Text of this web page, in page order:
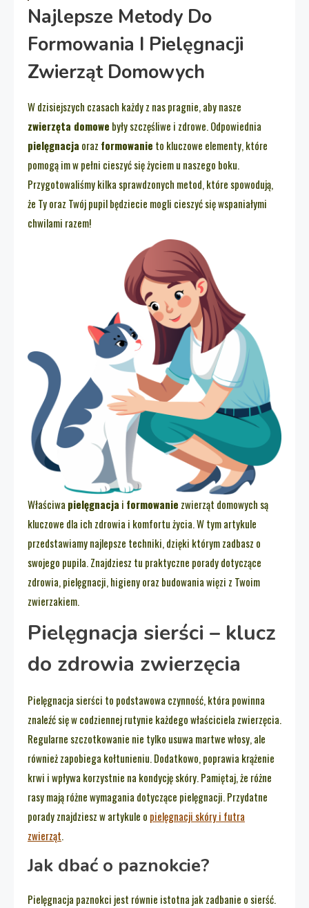
Najlepsze Metody Do
Formowania I Pielęgnacji
Zwierząt Domowych
W dzisiejszych czasach każdy z nas pragnie, aby nasze
zwierzęta domowe były szczęśliwe i zdrowe. Odpowiednia
pielęgnacja oraz formowanie to kluczowe elementy, które
pomogą im w pełni cieszyć się życiem u naszego boku.
Przygotowaliśmy kilka sprawdzonych metod, które spowodują,
że Ty oraz Twój pupil będziecie mogli cieszyć się wspaniałymi
chwilami razem!
Właściwa pielęgnacja i formowanie zwierząt domowych są
kluczowe dla ich zdrowia i komfortu życia. W tym artykule
przedstawiamy najlepsze techniki, dzięki którym zadbasz o
swojego pupila. Znajdziesz tu praktyczne porady dotyczące
zdrowia, pielęgnacji, higieny oraz budowania więzi z Twoim
zwierzakiem.
Pielęgnacja sierści – klucz
do zdrowia zwierzęcia
Pielęgnacja sierści to podstawowa czynność, która powinna
znaleźć się w codziennej rutynie każdego właściciela zwierzęcia.
Regularne szczotkowanie nie tylko usuwa martwe włosy, ale
również zapobiega kołtunieniu. Dodatkowo, poprawia krążenie
krwi i wpływa korzystnie na kondycję skóry. Pamiętaj, że różne
rasy mają różne wymagania dotyczące pielęgnacji. Przydatne
porady znajdziesz w artykule o pielęgnacji skóry i futra
zwierząt.
Jak dbać o paznokcie?
Pielęgnacja paznokci jest równie istotna jak zadbanie o sierść.